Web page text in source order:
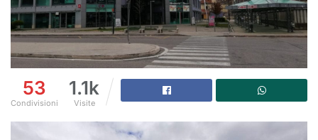
53
Condivisioni
1.1k
Visite